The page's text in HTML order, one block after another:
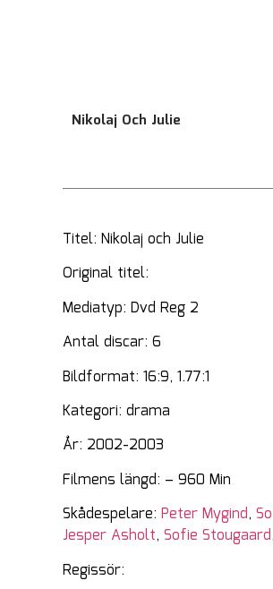
Nikolaj Och Julie
Titel: Nikolaj och Julie
Original titel:
Mediatyp: Dvd Reg 2
Antal discar: 6
Bildformat: 16:9, 1.77:1
Kategori: drama
År: 2002-2003
Filmens längd: – 960 Min
Skådespelare: Peter Mygind,
Jesper Asholt, Sofie Stougaard,
Regissör: